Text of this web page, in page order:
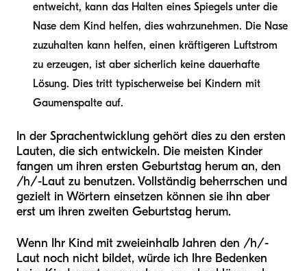
entweicht, kann das Halten eines Spiegels unter die
Nase dem Kind helfen, dies wahrzunehmen. Die Nase
zuzuhalten kann helfen, einen kräftigeren Luftstrom
zu erzeugen, ist aber sicherlich keine dauerhafte
Lösung. Dies tritt typischerweise bei Kindern mit
Gaumenspalte auf.
In der Sprachentwicklung gehört dies zu den ersten
Lauten, die sich entwickeln. Die meisten Kinder
fangen um ihren ersten Geburtstag herum an, den
/h/-Laut zu benutzen. Vollständig beherrschen und
gezielt in Wörtern einsetzen können sie ihn aber
erst um ihren zweiten Geburtstag herum.
Wenn Ihr Kind mit zweieinhalb Jahren den /h/-
Laut noch nicht bildet, würde ich Ihre Bedenken